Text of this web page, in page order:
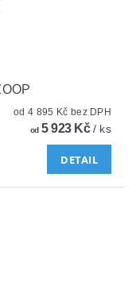
od 4 895 Kč bez DPH
od5 923 Kč/ ks
DETAIL